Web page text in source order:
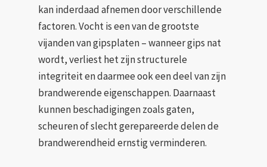
kan inderdaad afnemen door verschillende
factoren. Vocht is een van de grootste
vijanden van gipsplaten – wanneer gips nat
wordt, verliest het zijn structurele
integriteit en daarmee ook een deel van zijn
brandwerende eigenschappen. Daarnaast
kunnen beschadigingen zoals gaten,
scheuren of slecht gerepareerde delen de
brandwerendheid ernstig verminderen.